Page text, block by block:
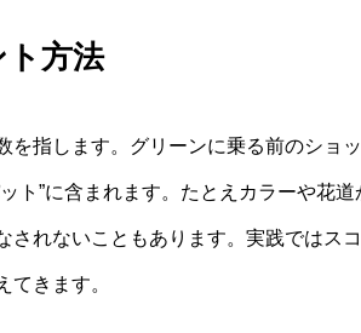
方法
指します。グリーンに乗る前のショッ
ト”に含まれます。たとえカラーや花
されないこともあります。実践ではス
てきます。